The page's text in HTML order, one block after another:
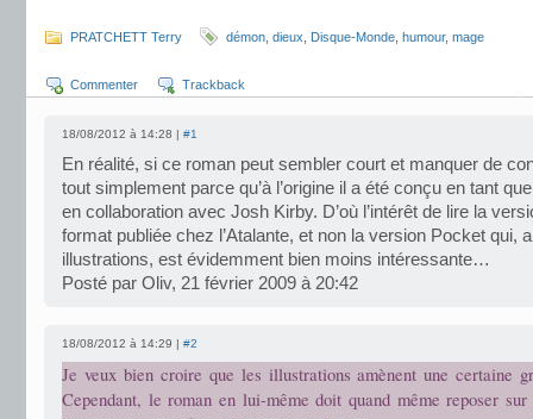
PRATCHETT Terry démon dieux Disque-Monde humour, mage
Commenter Trackback
18/08/2012 à 14:28 | #1
En réalité, si ce roman peut sembler court et manquer de
tout simplement parce qu’à l’origine il a été conçu en tant
en collaboration avec Josh Kirby. D’où l’intérêt de lire la
format publiée chez l’Atalante, et non la version Pocket qui,
illustrations, est évidemment bien moins intéressante…
Posté par Oliv, 21 février 2009 à 20:42
18/08/2012 à 14:29 | #2
Je veux bien croire que les illustrations amènent une certaine
Cependant, le roman en lui-même doit quand même reposer